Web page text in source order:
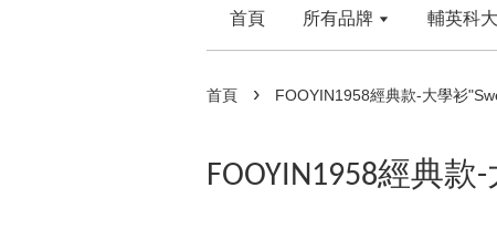
首頁 所有品牌 輔英科
首頁 › FOOYIN1958經典款-大學衫
FOOYIN1958經典